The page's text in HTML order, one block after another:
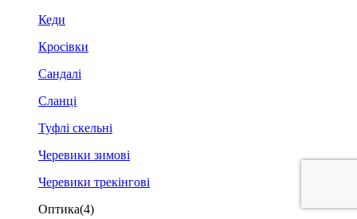
Кеди
Кросівки
Сандалі
Сланці
Туфлі скельні
Черевики зимові
Черевики трекінгові
Оптика(4)